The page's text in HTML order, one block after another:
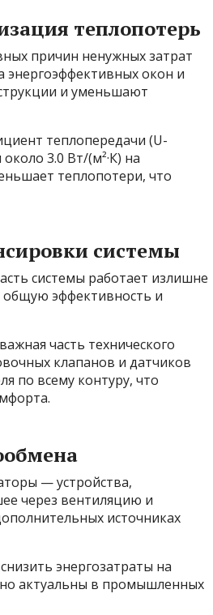
теплопотерь
причин ненужных затрат
энергоэффективных окон и
и уменьшают
теплопередачи (U-
3.0 Вт/(м²·К) на
теплопотери, что
системы
системы работает излишне
общую эффективность и
часть технического
клапанов и датчиков
по всему контуру, что
— устройства,
через вентиляцию и
источниках
энергозатраты на
актуальны в промышленных